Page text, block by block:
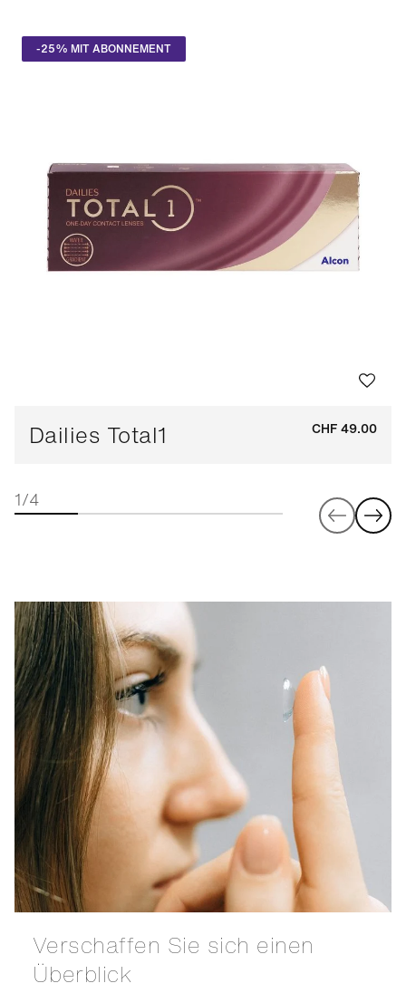
-25% MIT ABONNEMENT
Dailies Total1 CHF 49.00
1/4
Verschaffen Sie sich einen
Überblick